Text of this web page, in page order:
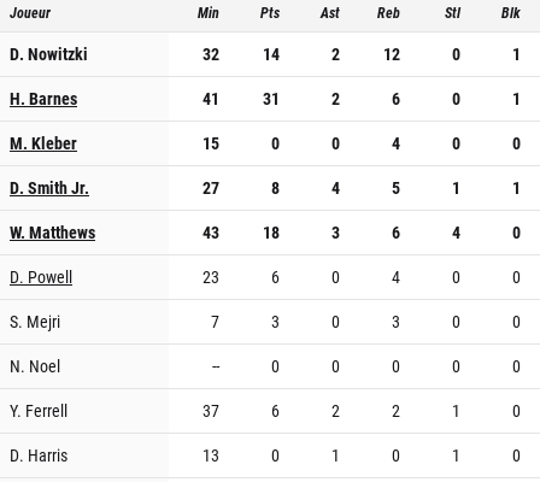
Joueur Min Pts Ast Reb Stl Blk
D. Nowitzki 32 14 2 12 0
1
H. Barnes
41 31 2 6 0
1
M. Kleber
15 0 0 4 0
0
D. Smith Jr.
27 8 4 5 1
1
W. Matthews
43 18 3 6 4
0
D. Powell
23 6 0 4 0
0
S. Mejri
7 3 0 3 0
0
N. Noel
-- 0 0 0 0
0
Y. Ferrell
37 6 2 2 1
0
D. Harris
13 0 1 0 1
0